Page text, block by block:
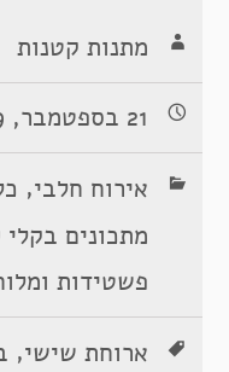
מתנות קטנות
21 בספטמבר, 2019
אירוח חלבי,
מתכונים
פשטידות
ארוחת שישי,